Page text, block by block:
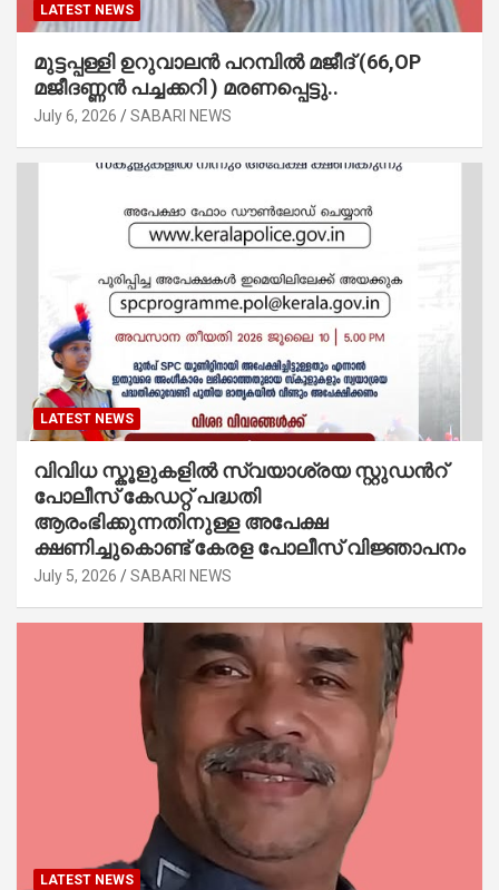
LATEST NEWS
മുട്ടപ്പള്ളി ഉറുവാലൻ പറമ്പിൽ മജീദ് (66,OP
മജീദണ്ണൻ പച്ചക്കറി ) മരണപ്പെട്ടു..
July 6, 2026 SABARI NEWS
LATEST NEWS
വിവിധ സ്കൂളുകളില്‍ സ്വയാശ്രയ സ്റ്റുഡന്‍റ്
പോലീസ് കേഡറ്റ് പദ്ധതി
ആരംഭിക്കുന്നതിനുള്ള അപേക്ഷ
ക്ഷണിച്ചുകൊണ്ട് കേരള പോലീസ് വിജ്ഞാപനം
July 5, 2026 SABARI NEWS
LATEST NEWS